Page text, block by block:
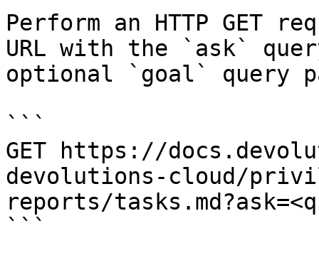
Perform an HTTP GET
URL with the `ask`
optional `goal` query
```
GET https://
devolutions-cloud/
reports/
```